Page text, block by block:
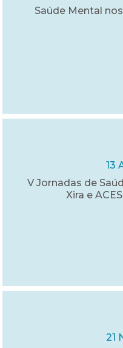
Saúde Mental
13
V Jornadas de
Xira e
21